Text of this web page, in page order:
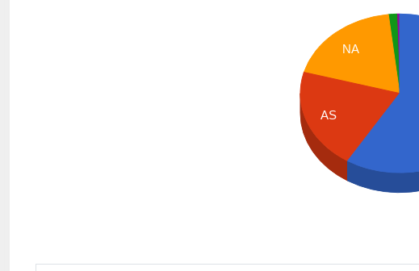
NA
AS